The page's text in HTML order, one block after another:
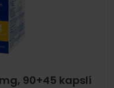
90+45 kapslí